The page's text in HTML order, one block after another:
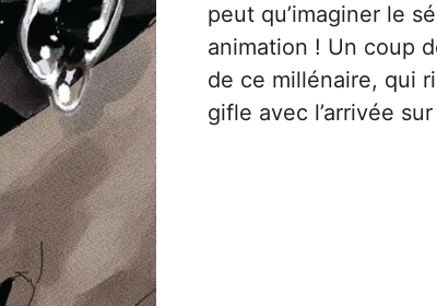
peut qu’imaginer le
animation ! Un coup
de ce millénaire, qui
gifle avec l’arrivée